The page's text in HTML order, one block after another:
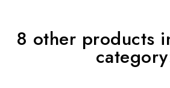
8 other products